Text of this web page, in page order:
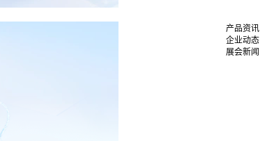
产品资讯
企业动态
展会新闻